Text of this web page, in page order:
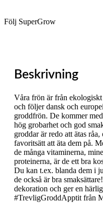
Följ SuperGrow
Beskrivning
Våra frön är från
och följer dansk och
groddfrön. De kommer
hög grobarhet och god
groddar är redo att ätas
favoritsätt att äta dem på.
de många vitaminerna,
proteinerna, är de ett bra
Du kan t.ex. blanda dem i
de också är bra
dekoration och ger en
#TrevligGroddApptit från